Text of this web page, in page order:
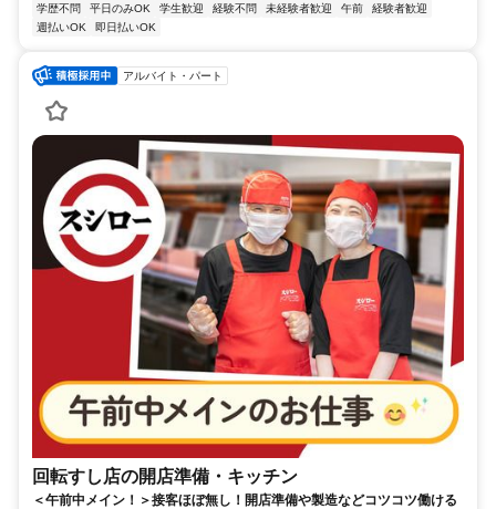
学歴不問
平日のみOK 学生歓迎 経験不問 未経験者歓迎 午前
経験者歓迎
週払いOK
即日払いOK
アルバイト・パート
回転すし店の開店準備・キッチン
＜午前中メイン！＞接客ほぼ無し！開店準備や製造などコツコツ働ける